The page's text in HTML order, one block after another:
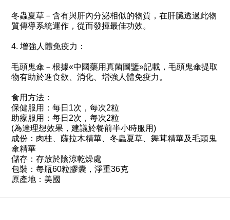
冬蟲夏草－含有與肝內分泌相似的物質，在肝臟透過此物
質傳導系統運作，從而發揮最佳功效。
4. 增強人體免疫力：
毛頭鬼傘－根據«中國藥用真菌圖鑒»記載，毛頭鬼傘提取
物有助於進食欲、消化、增強人體免疫力。
食用方法：
保健服用：每日1次，每次2粒
助療服用：每日2次，每次2粒
(為達理想效果，建議於餐前半小時服用)
成份：肉桂、薩拉木精華、冬蟲夏草、舞茸精華及毛頭鬼
傘精華
儲存：存放於陰涼乾燥處
包裝：每瓶60粒膠囊，淨重36克
原產地：美國